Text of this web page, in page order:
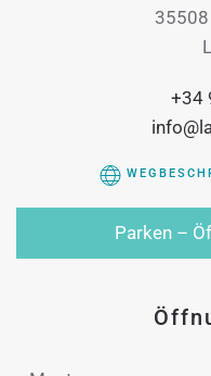
+34
Parken –